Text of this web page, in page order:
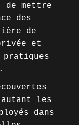
mettre
des
de
et
pratiques
les
dans